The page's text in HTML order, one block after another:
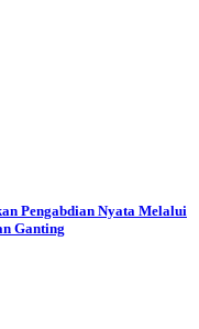
Pengabdian Nyata Melalui
Ganting